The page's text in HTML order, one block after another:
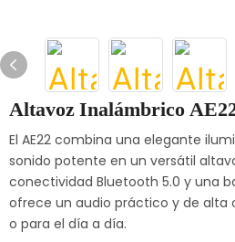
Altavoz Inalámbrico
El AE22 combina una elegante
sonido potente en un versátil
conectividad Bluetooth 5.0 y una
ofrece un audio práctico y de alta
o para el día a día.